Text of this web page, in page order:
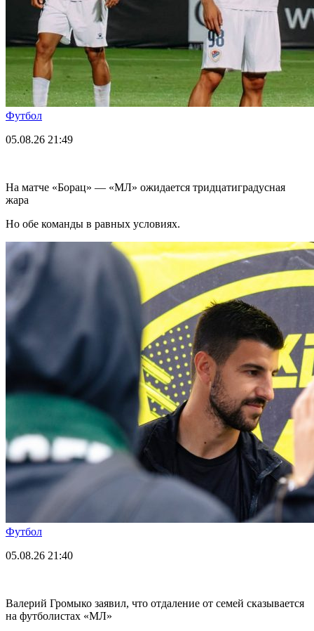
Футбол
05.08.26 21:49
На матче «Борац» — «МЛ» ожидается тридцатиградусная
жара
Но обе команды в равных условиях.
Футбол
05.08.26 21:40
Валерий Громыко заявил, что отдаление от семей сказывается
на футболистах «МЛ»